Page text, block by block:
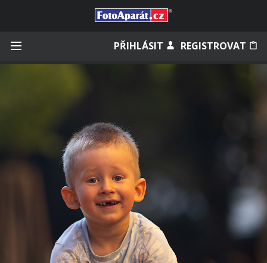
PŘIHLÁSIT REGISTROVAT
Zapomněli jste heslo?
Měli jste účet na starém webu?